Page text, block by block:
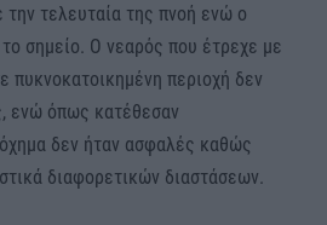
τελευταία της πνοή ενώ ο
σημείο. Ο νεαρός που έτρεχε με
πυκνοκατοικημένη περιοχή δεν
ενώ όπως κατέθεσαν
δεν ήταν ασφαλές καθώς
διαφορετικών διαστάσεων.